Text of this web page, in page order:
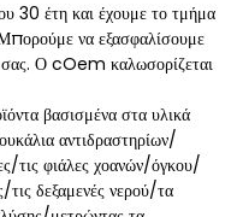
30 έτη και έχουμε το τμήμα
να εξασφαλίσουμε
σας. Ο cOem καλωσορίζεται
βασισμένα στα υλικά
αντιδραστηρίων/
τις φιάλες χοανών/όγκου/
τις δεξαμενές νερού/τα